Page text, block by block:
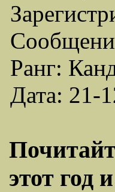
Ранг:
Дата: 21-
этот год